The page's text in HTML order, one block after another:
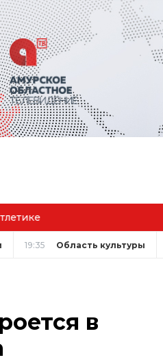
жизни
19:35 Область культуры
в